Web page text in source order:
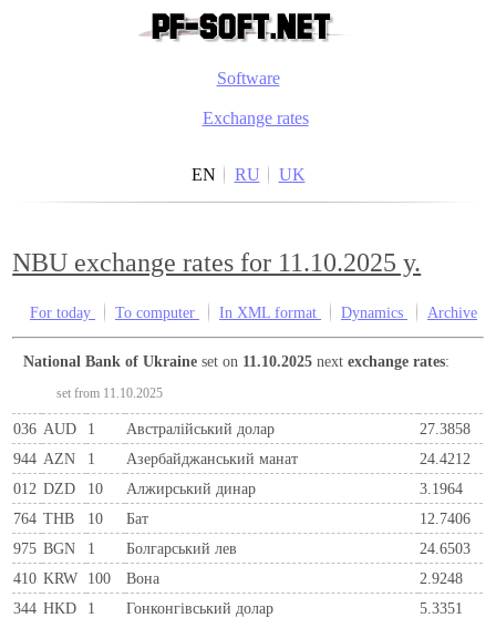
Software
Exchange rates
EN RU UK
NBU exchange rates for 11.10.2025 y.
For today To computer In XML format Dynamics Archive
National Bank of Ukraine set on 11.10.2025 nextexchange rates:
set from 11.10.2025
036 AUD 1 Австралійський долар
27.3858
944 AZN 1 Азербайджанський манат
24.4212
012 DZD 10 Алжирський динар
3.1964
764 THB 10 Бат
12.7406
975 BGN 1 Болгарський лев
24.6503
410 KRW 100 Вона
2.9248
344 HKD 1 Гонконгівський долар
5.3351